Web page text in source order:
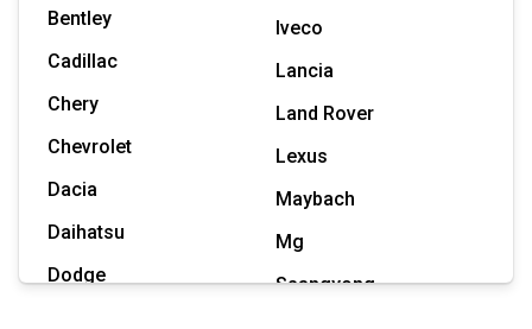
Bentley
Cadillac
Chery
Chevrolet
Dacia
Daihatsu
Dodge
Iveco
Lancia
Land Rover
Lexus
Maybach
Mg
Ssangyong